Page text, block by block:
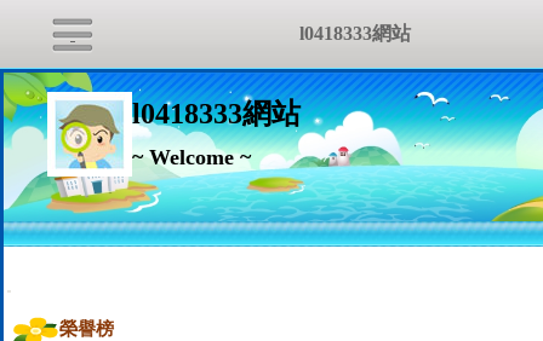
l0418333網站
~ Welcome ~
:::
榮譽榜
l0418333網站